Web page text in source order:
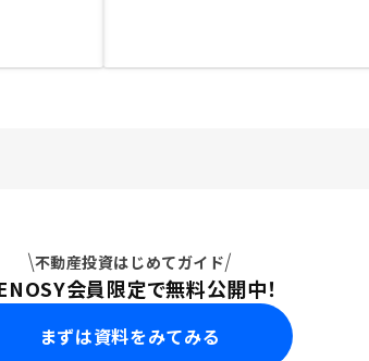
不動産投資はじめてガイド
会員限定で無料公開中！
まずは資料をみてみる